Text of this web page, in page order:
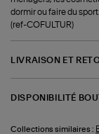
dormir ou faire du sport.
(ref-COFULTUR)
LIVRAISON ET
DISPONIBILITÉ
Collections similaires :